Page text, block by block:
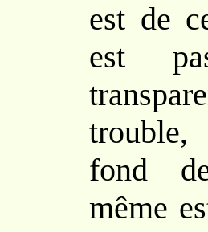
est de
est
fond
même